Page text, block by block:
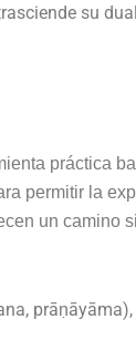
su
práctica
permitir la
un camino
prāṇāyāma),